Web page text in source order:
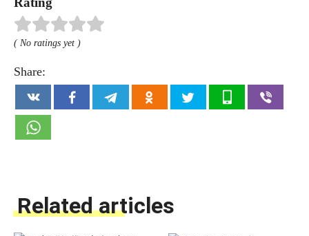
( No ratings yet )
Share:
Related articles